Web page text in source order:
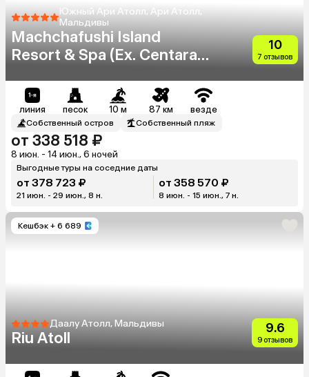
Южный Ари Атолл, Ари Атолл,
Мальдивы
Machchafushi Island
Resort & Spa (Ex. Centara
Maldives)
10
7 отзывов
линия песок 10 м 87 км везде
Собственный остров Собственный пляж
от 338 518 ₽
8 июн. - 14 июн., 6 ночей
Выгодные туры на соседние даты
от 378 723 ₽
21 июн. - 29 июн., 8 н.
от 358 570 ₽
8 июн. - 15 июн., 7 н.
Кешбэк + 6 689
Даалу Атолл, Мальдивы
Riu Atoll
9.6
9 отзывов